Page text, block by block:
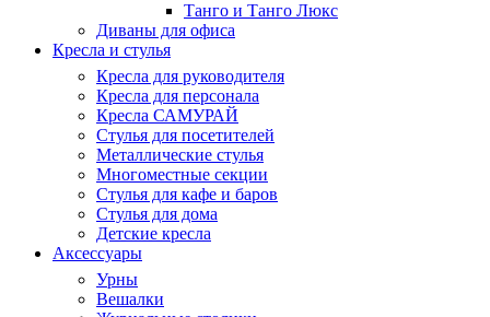
Танго и Танго Люкс
Диваны для офиса
Кресла и стулья
Кресла для руководителя
Кресла для персонала
Кресла САМУРАЙ
Стулья для посетителей
Металлические стулья
Многоместные секции
Стулья для кафе и баров
Стулья для дома
Детские кресла
Аксессуары
Урны
Вешалки